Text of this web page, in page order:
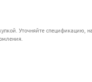
Уточняйте спецификацию,